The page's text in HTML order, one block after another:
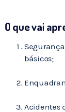
O que vai
básicos;
Acidentes